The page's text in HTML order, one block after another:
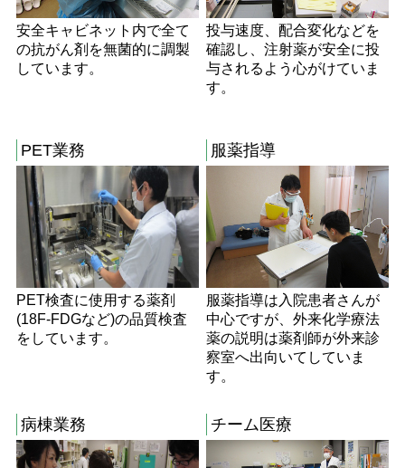
安全キャビネット内で全て
の抗がん剤を無菌的に調製
しています。
投与速度、配合変化などを
確認し、注射薬が安全に投
与されるよう心がけていま
す。
PET業務
PET検査に使用する薬剤
(18F-FDGなど)の品質検査
をしています。
服薬指導
服薬指導は入院患者さんが
中心ですが、外来化学療法
薬の説明は薬剤師が外来診
察室へ出向いてしていま
す。
病棟業務 チーム医療